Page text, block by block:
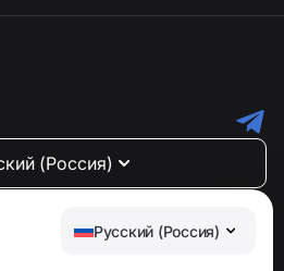
Русский (Россия)
(Россия)
·
приложение для защиты от
спама и нежелательных